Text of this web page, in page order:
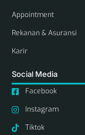
Appointment
Rekanan & Asuransi
Karir
Social Media
Facebook
Instagram
Tiktok